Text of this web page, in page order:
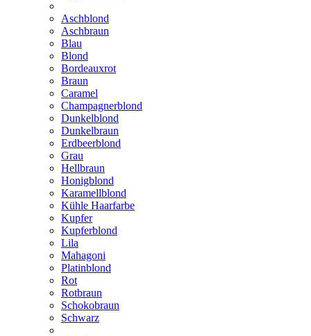
Aschblond
Aschbraun
Blau
Blond
Bordeauxrot
Braun
Caramel
Champagnerblond
Dunkelblond
Dunkelbraun
Erdbeerblond
Grau
Hellbraun
Honigblond
Karamellblond
Kühle Haarfarbe
Kupfer
Kupferblond
Lila
Mahagoni
Platinblond
Rot
Rotbraun
Schokobraun
Schwarz